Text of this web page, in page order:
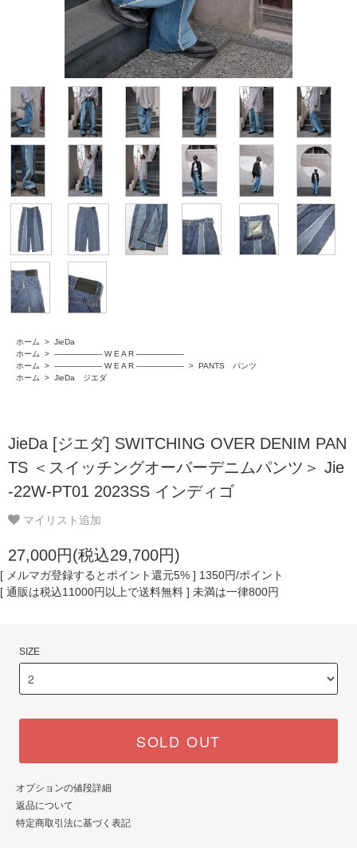
ホーム > JieDa
ホーム
> ―――――― W E A R ――――――
ホーム
> ―――――― W E A R ―――――― >
PANTS パンツ
ホーム
> JieDa ジエダ
JieDa [ジエダ] SWITCHING OVER DENIM PAN
TS ＜スイッチングオーバーデニムパンツ＞ Jie
-22W-PT01 2023SS インディゴ
マイリスト追加
27,000円(税込29,700円)
[ メルマガ登録するとポイント還元5% ] 1350円/ポイント
[ 通販は税込11000円以上で送料無料 ] 未満は一律800円
SIZE
SOLD OUT
オプションの値段詳細
返品について
特定商取引法に基づく表記